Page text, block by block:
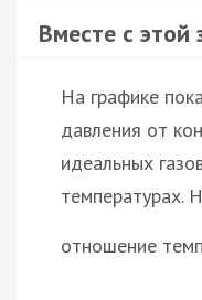
Вместе с
На графике
давления от
идеальных
температурах.
отношение